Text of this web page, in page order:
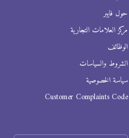
حول فايبر
مركز العلامات التجارية
الوظائف
الشروط والسياسات
سياسة الخصوصية
Customer Complaints Code